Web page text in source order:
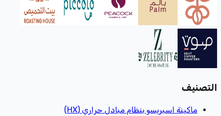
التصنيف
ماكينة اسبريسو بنظام مبادل حراري (HX)